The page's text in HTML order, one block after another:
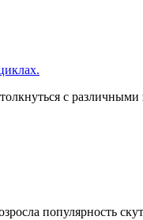
с
популярность